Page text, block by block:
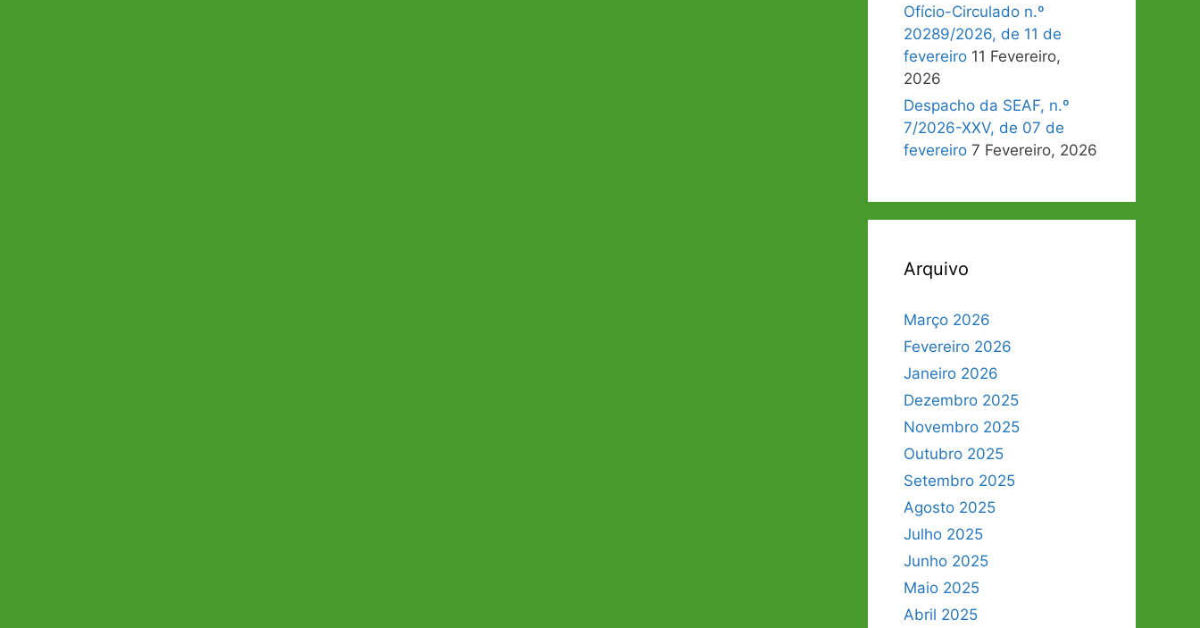
Ofício-Circulado n.º
20289/2026, de 11 de
fevereiro 11 Fevereiro,
2026
Despacho da SEAF, n.º
7/2026-XXV, de 07 de
fevereiro 7 Fevereiro, 2026
Arquivo
Março 2026
Fevereiro 2026
Janeiro 2026
Dezembro 2025
Novembro 2025
Outubro 2025
Setembro 2025
Agosto 2025
Julho 2025
Junho 2025
Maio 2025
Abril 2025